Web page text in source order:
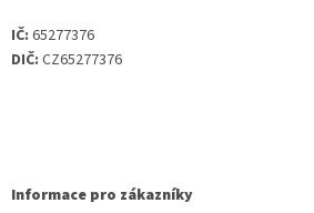
IČ: 65277376
DIČ: CZ65277376
Informace pro zákazníky